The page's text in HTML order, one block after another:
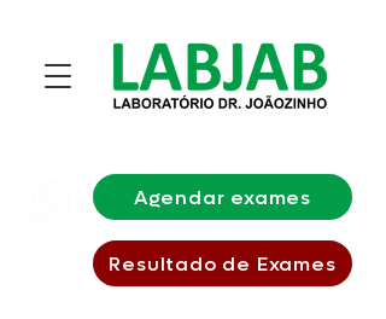
Agendar exames
Resultado de Exames